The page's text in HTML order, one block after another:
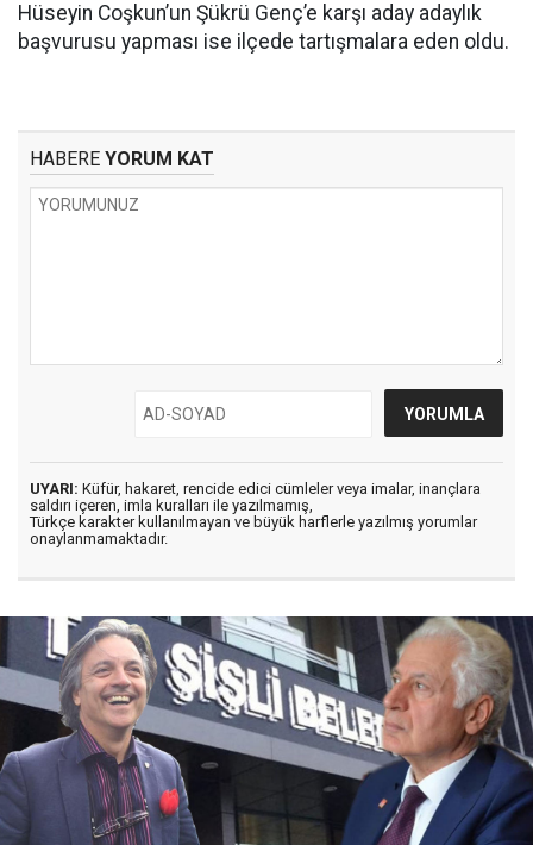
Hüseyin Coşkun’un Şükrü Genç’e karşı aday adaylık
başvurusu yapması ise ilçede tartışmalara eden oldu.
HABERE YORUM KAT
UYARI: Küfür, hakaret, rencide edici cümleler veya imalar, inançlara
saldırı içeren, imla kuralları ile yazılmamış,
Türkçe karakter kullanılmayan ve büyük harflerle yazılmış yorumlar
onaylanmamaktadır.